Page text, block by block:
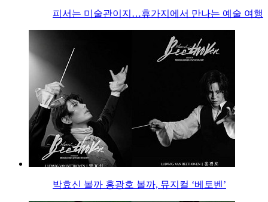
피서는 미술관이지…휴가지에서 만나는 예술 여행
박효신 볼까 홍광호 볼까, 뮤지컬 ‘베토벤’